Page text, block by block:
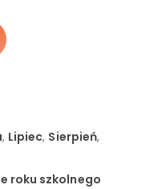
, Lipiec, Sierpień,
roku szkolnego